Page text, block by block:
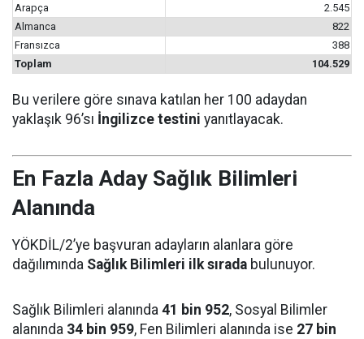
Arapça
2.545
Almanca
822
Fransızca
388
Toplam
104.529
Bu verilere göre sınava katılan her 100 adaydan
yaklaşık 96’sı İngilizce testini yanıtlayacak.
En Fazla Aday Sağlık Bilimleri
Alanında
YÖKDİL/2’ye başvuran adayların alanlara göre
dağılımında Sağlık Bilimleri ilk sırada bulunuyor.
Sağlık Bilimleri alanında 41 bin 952, Sosyal Bilimler
alanında 34 bin 959, Fen Bilimleri alanında ise 27 bin